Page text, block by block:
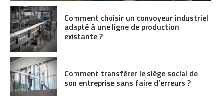
Comment choisir un convoyeur industriel
adapté à une ligne de production
existante ?
Comment transférer le siège social de
son entreprise sans faire d’erreurs ?